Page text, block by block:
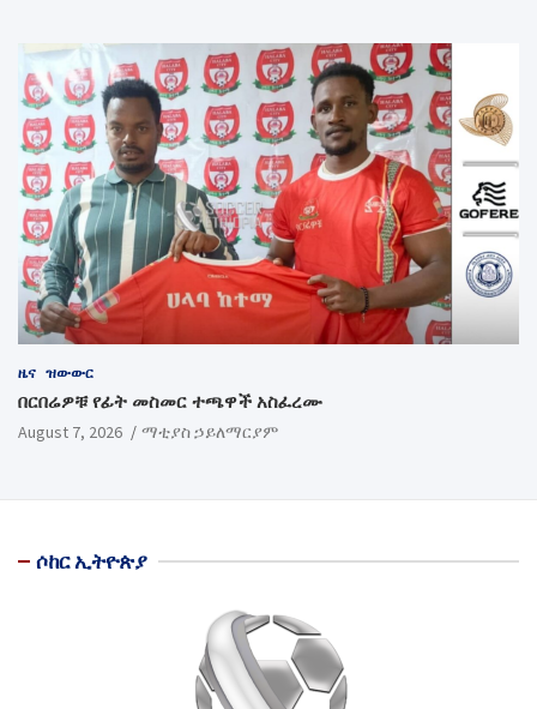
ዜና ዝውውር
በርበሬዎቹ የፊት መስመር ተጫዋች አስፈረሙ
August 7, 2026 ማቲያስ ኃይለማርያም
ሶከር ኢትዮጵያ